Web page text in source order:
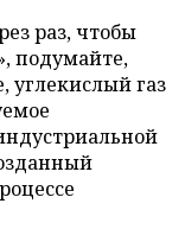
раз, чтобы
подумайте,
углекислый газ